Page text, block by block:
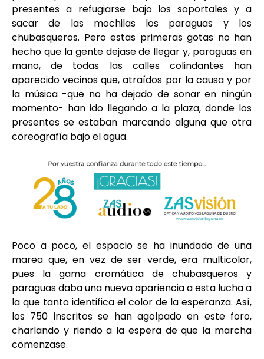
presentes a refugiarse bajo los soportales y a
sacar de las mochilas los paraguas y los
chubasqueros. Pero estas primeras gotas no han
hecho que la gente dejase de llegar y, paraguas en
mano, de todas las calles colindantes han
aparecido vecinos que, atraídos por la causa y por
la música -que no ha dejado de sonar en ningún
momento- han ido llegando a la plaza, donde los
presentes se estaban marcando alguna que otra
coreografía bajo el agua.
Poco a poco, el espacio se ha inundado de una
marea que, en vez de ser verde, era multicolor,
pues la gama cromática de chubasqueros y
paraguas daba una nueva apariencia a esta lucha a
la que tanto identifica el color de la esperanza. Así,
los 750 inscritos se han agolpado en este foro,
charlando y riendo a la espera de que la marcha
comenzase.